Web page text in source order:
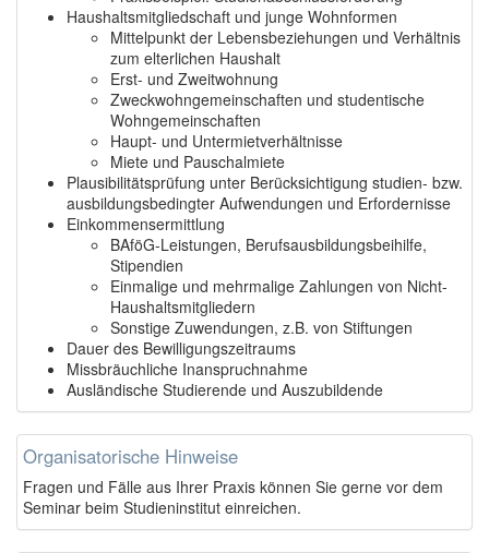
Haushaltsmitgliedschaft und junge Wohnformen
Mittelpunkt der Lebensbeziehungen und Verhältnis
zum elterlichen Haushalt
Erst- und Zweitwohnung
Zweckwohngemeinschaften und studentische
Wohngemeinschaften
Haupt- und Untermietverhältnisse
Miete und Pauschalmiete
Plausibilitätsprüfung unter Berücksichtigung studien- bzw.
ausbildungsbedingter Aufwendungen und Erfordernisse
Einkommensermittlung
BAföG-Leistungen, Berufsausbildungsbeihilfe,
Stipendien
Einmalige und mehrmalige Zahlungen von Nicht-
Haushaltsmitgliedern
Sonstige Zuwendungen, z.B. von Stiftungen
Dauer des Bewilligungszeitraums
Missbräuchliche Inanspruchnahme
Ausländische Studierende und Auszubildende
Organisatorische Hinweise
Fragen und Fälle aus Ihrer Praxis können Sie gerne vor dem
Seminar beim Studieninstitut einreichen.